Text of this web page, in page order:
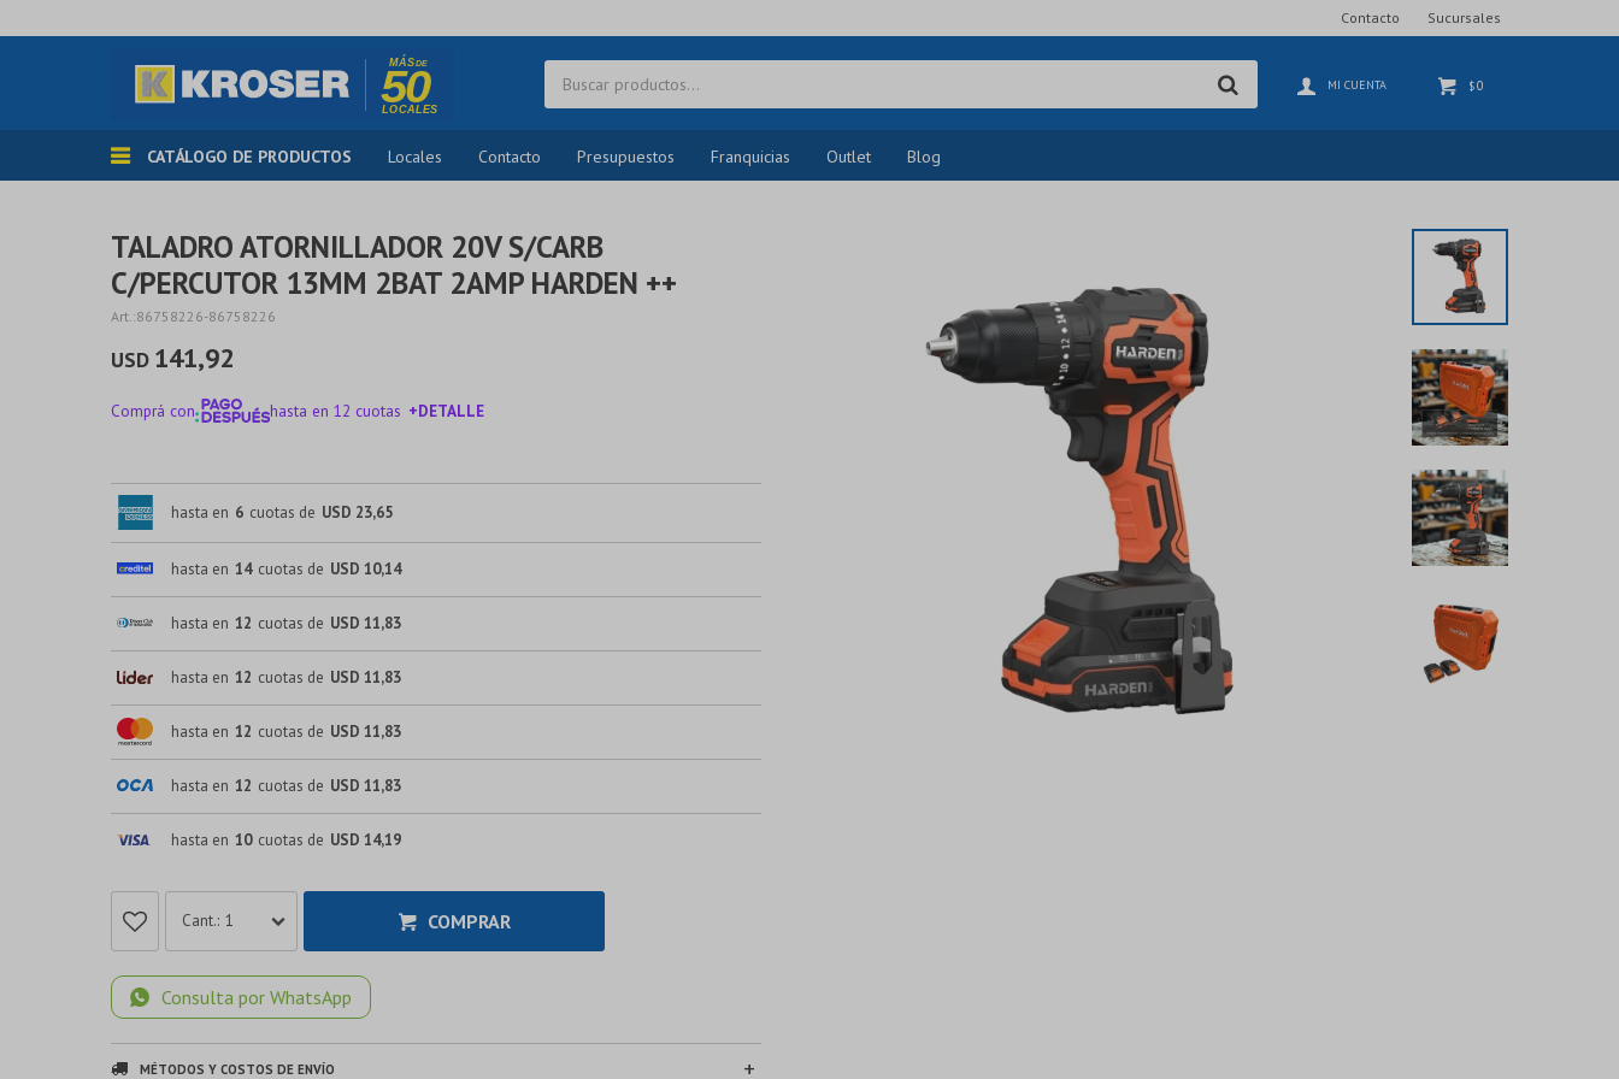
CATÁLOGO DE PRODUCTOS Locales Contacto Presupuestos Franquicias Outlet Blog
$0
Contacto Sucursales
TALADRO ATORNILLADOR 20V S/CARB
C/PERCUTOR 13MM 2BAT 2AMP HARDEN ++
86758226-86758226
USD 141,92
Comprá con hasta en 12 cuotas +DETALLE
hasta en 6 cuotas de USD 23,65
hasta en 14 cuotas de USD 10,14
hasta en 12 cuotas de USD 11,83
hasta en 12 cuotas de USD 11,83
hasta en 12 cuotas de USD 11,83
hasta en 12 cuotas de USD 11,83
hasta en 10 cuotas de USD 14,19
1 COMPRAR
Consulta por WhatsApp
MÉTODOS Y COSTOS DE ENVÍO